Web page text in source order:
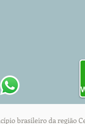
brasileiro da região